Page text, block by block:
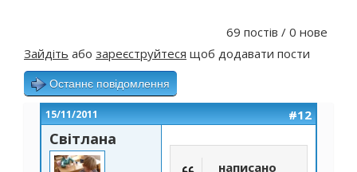
69 постів / 0 нове
Зайдіть або зареєструйтеся щоб додавати пости
Останнє повідомлення
15/11/2011 #12
Світлана
написано